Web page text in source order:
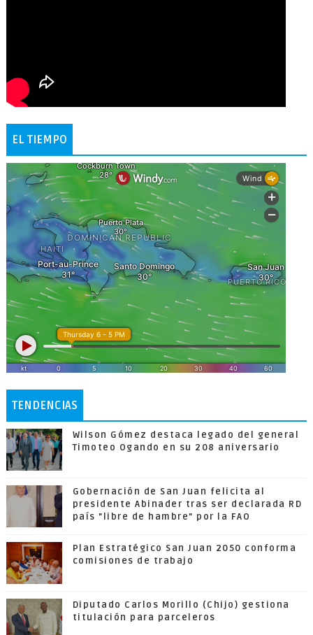
EL TIEMPO
TENDENCIAS
Wilson Gómez destaca legado del general
Timoteo Ogando en su 208 aniversario
Gobernación de San Juan felicita al
presidente Abinader tras ser declarada RD
país "libre de hambre" por la FAO
Plan Estratégico San Juan 2050 conforma
comisiones de trabajo
Diputado Carlos Morillo (Chijo) gestiona
titulación para parceleros